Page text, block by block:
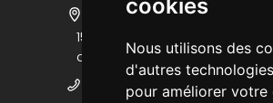
cookies
Nous utilisons des
d'autres
pour améliorer votre
15 bis rue des écoles - 47140
d'Agenais
05 53 36 25 25